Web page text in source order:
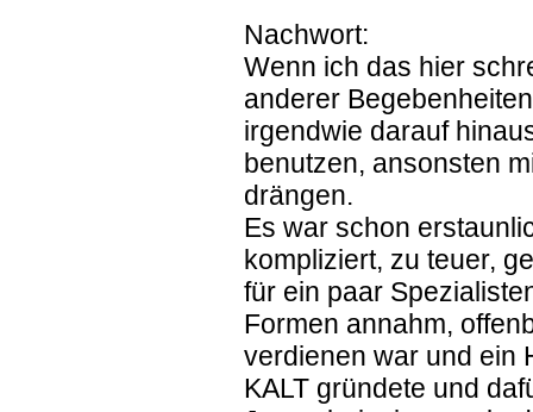
Nachwort:
Wenn ich das hier
anderer
irgendwie darauf
benutzen, ansonsten
drängen.
Es war schon
kompliziert, zu teuer,
für ein paar
Formen annahm,
verdienen war und ein
KALT gründete und